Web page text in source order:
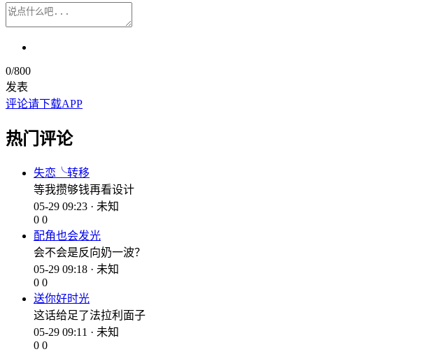
0/800
发表
评论请下载APP
热门评论
失恋╰转移
等我攒够钱再看设计
05-29 09:23 · 未知
0 0
配角也会发光
会不会是反向奶一波？
05-29 09:18 · 未知
0 0
送你好时光
这话给足了法拉利面子
05-29 09:11 · 未知
0 0